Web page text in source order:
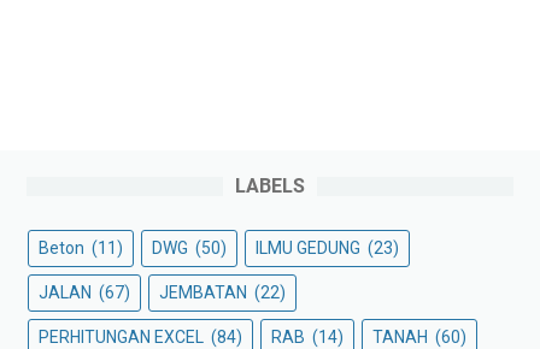
LABELS
Beton (11) DWG (50) ILMU GEDUNG (23)
JALAN (67) JEMBATAN (22)
PERHITUNGAN EXCEL (84) RAB (14) TANAH (60)